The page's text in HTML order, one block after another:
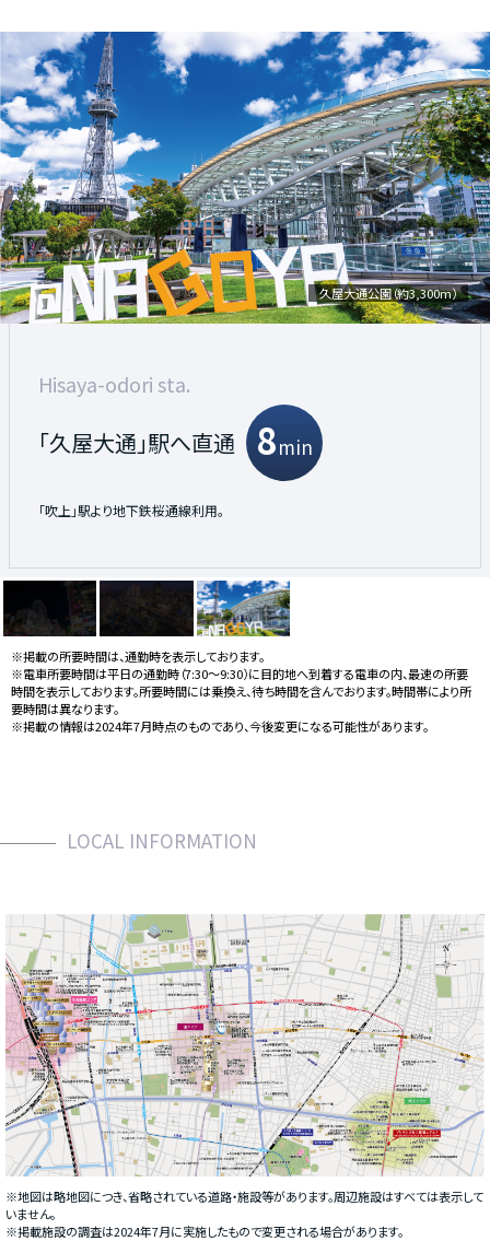
「栄」駅周辺
Sakae sta.
「栄」駅へ 13min
地下鉄桜通線利用、「今池」駅で地下鉄東山線に、「久屋大通」駅
「名古屋」駅周辺
Nagoya sta.
「名古屋」駅へ直通 13min
「吹上」駅より地下鉄桜通線利用。
久屋大通公園（約3,300m）
Hisaya-odori sta.
「久屋大通」駅へ直通 8min
「吹上」駅より地下鉄桜通線利用。
※掲載の所要時間は、通勤時を表示しております。
※電車所要時間は平日の通勤時（7:30〜9:30）に目的地へ到着する電車の内、最速の所要
時間を表示しております。所要時間には乗換え、待ち時間を含んでおります。時間帯により所
要時間は異なります。
※掲載の情報は2024年7月時点のものであり、今後変更になる可能性があります。
LOCAL INFORMATION
※地図は略地図につき、省略されている道路・施設等があります。周辺施設はすべては表示して
いません。
※掲載施設の調査は2024年7月に実施したもので変更される場合があります。